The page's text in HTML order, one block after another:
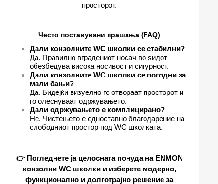
просторот.
Често поставувани прашања (FAQ)
Дали конзолните WC школки се стабилни?
Да. Правилно вградениот носач во ѕидот
обезбедува висока носивост и сигурност.
Дали конзолните WC школки се погодни за
мали бањи?
Да. Бидејќи визуелно го отвораат просторот и
го олеснуваат одржувањето.
Дали одржувањето е комплицирано?
Не. Чистењето е едноставно благодарение на
слободниот простор под WC школката.
👉 Погледнете ја целосната понуда на ENMON
конзолни WC школки и изберете модерно,
функционално и долготрајно решение за